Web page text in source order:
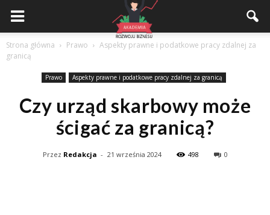
Akademiarozwojubiznesu.pl
Strona główna Prawo
Aspekty prawne i podatkowe pracy zdalnej za
granicą
Prawo Aspekty prawne i podatkowe pracy zdalnej za granicą
Czy urząd skarbowy może
ścigać za granicą?
Przez Redakcja - 21 września 2024 498 0